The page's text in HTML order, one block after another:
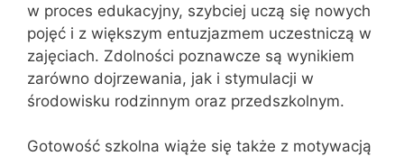
w proces edukacyjny, szybciej uczą się nowych
pojęć i z większym entuzjazmem uczestniczą w
zajęciach. Zdolności poznawcze są wynikiem
zarówno dojrzewania, jak i stymulacji w
środowisku rodzinnym oraz przedszkolnym.
Gotowość szkolna wiąże się także z motywacją